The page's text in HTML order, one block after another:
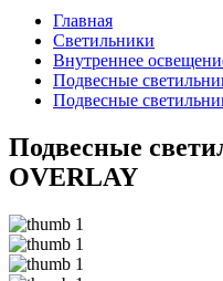
Главная
Светильники
Внутреннее
Подвесные
Подвесные
Подвесные
OVERLAY